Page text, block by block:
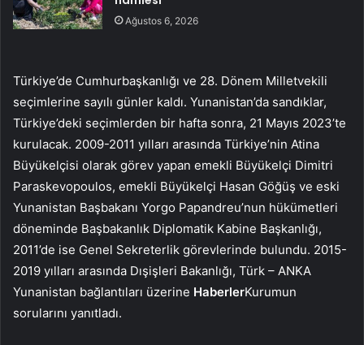
Ağustos 6, 2026
Türkiye’de Cumhurbaşkanlığı ve 28. Dönem Milletvekili
seçimlerine sayılı günler kaldı. Yunanistan’da sandıklar,
Türkiye’deki seçimlerden bir hafta sonra, 21 Mayıs 2023’te
kurulacak. 2009-2011 yılları arasında Türkiye’nin Atina
Büyükelçisi olarak görev yapan emekli Büyükelçi Dimitri
Paraskevopoulos, emekli Büyükelçi Hasan Göğüş ve eski
Yunanistan Başbakanı Yorgo Papandreu’nun hükümetleri
döneminde Başbakanlık Diplomatik Kabine Başkanlığı,
2011’de ise Genel Sekreterlik görevlerinde bulundu. 2015-
2019 yılları arasında Dışişleri Bakanlığı, Türk – ANKA
Yunanistan bağlantıları üzerine HaberlerKurumun
sorularını yanıtladı.